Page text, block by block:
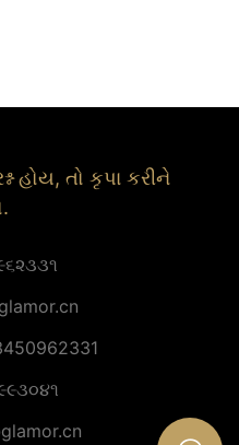
હોય, તો કૃપા કરીને